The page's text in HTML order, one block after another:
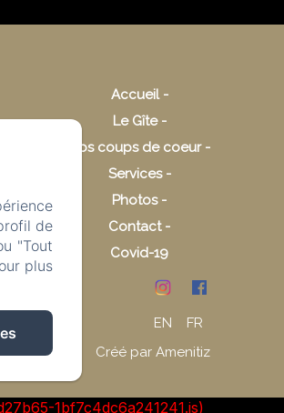
Accueil
Le Gîte
Nos coups de coeur
Services
Photos
Contact
Covid-19
EN
FR
Créé par Amenitiz
1bf7c4dc6a241241.js)
de
"Tout
plus